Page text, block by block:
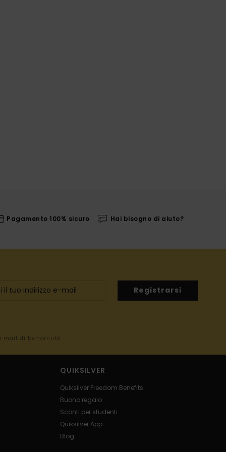
Pagamento 100% sicuro Hai bisogno di aiuto?
Registrarsi
mail di benvenuto
QUIKSILVER
Quiksilver Freedom Benefits
Buono regalo
Sconti per studenti
Quiksilver App
Blog